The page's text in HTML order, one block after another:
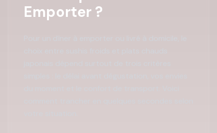
Emporter ?